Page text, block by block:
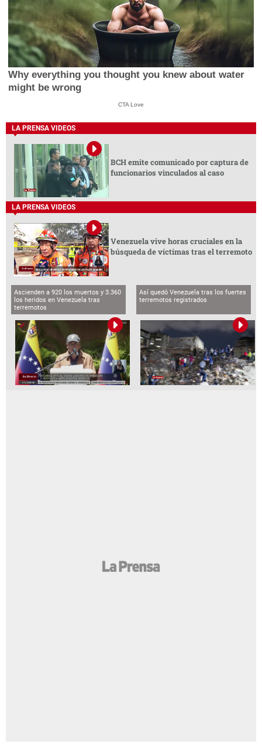
Why everything you thought you knew about water
might be wrong
CTA Love
LA PRENSA VIDEOS
BCH emite comunicado por captura de
funcionarios vinculados al caso
LA PRENSA VIDEOS
Venezuela vive horas cruciales en la
búsqueda de víctimas tras el terremoto
Ascienden a 920 los muertos y 3.360
los heridos en Venezuela tras
terremotos
Así quedó Venezuela tras los fuertes
terremotos registrados